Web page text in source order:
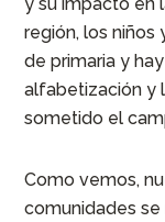
región, los niños
de primaria y
alfabetización y
sometido el
Como vemos,
comunidades